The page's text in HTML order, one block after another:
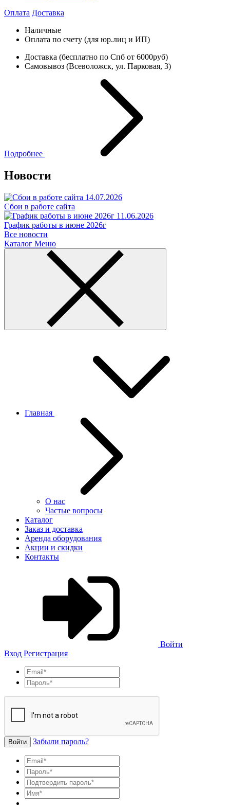
Оплата Доставка
Наличные
Оплата по счету (для юр.лиц и ИП)
Доставка (бесплатно по Спб от 6000руб)
Самовывоз (Всеволожск, ул. Парковая, 3)
Подробнее
Новости
14.07.2026
Сбои в работе сайта
11.06.2026
График работы в июне 2026г
Все новости
Каталог Меню
Главная
О нас
Частые вопросы
Каталог
Заказ и доставка
Аренда оборудования
Акции и скидки
Контакты
Войти
Вход Регистрация
Войти Забыли пароль?